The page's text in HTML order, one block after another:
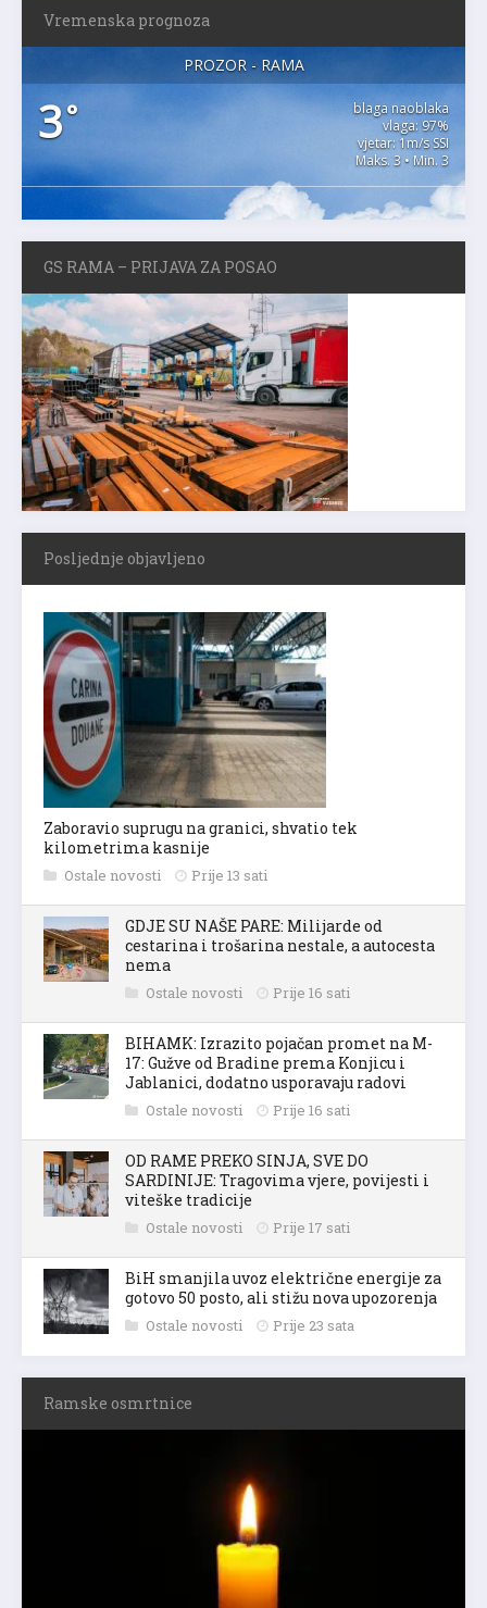
Vremenska prognoza
PROZOR - RAMA
3°
blaga naoblaka
vlaga: 97%
vjetar: 1m/s SSI
Maks. 3 • Min. 3
GS RAMA – PRIJAVA ZA POSAO
Posljednje objavljeno
Zaboravio suprugu na granici, shvatio tek
kilometrima kasnije
Ostale novosti Prije 13 sati
GDJE SU NAŠE PARE: Milijarde od
cestarina i trošarina nestale, a autocesta
nema
Ostale novosti Prije 16 sati
BIHAMK: Izrazito pojačan promet na M-
17: Gužve od Bradine prema Konjicu i
Jablanici, dodatno usporavaju radovi
Ostale novosti Prije 16 sati
OD RAME PREKO SINJA, SVE DO
SARDINIJE: Tragovima vjere, povijesti i
viteške tradicije
Ostale novosti Prije 17 sati
BiH smanjila uvoz električne energije za
gotovo 50 posto, ali stižu nova upozorenja
Ostale novosti Prije 23 sata
Ramske osmrtnice